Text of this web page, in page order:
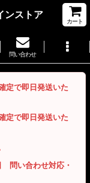
ストア
カート
問い合わせ
定で即日発送いた
定で即日発送いた
問い合わせ対応・